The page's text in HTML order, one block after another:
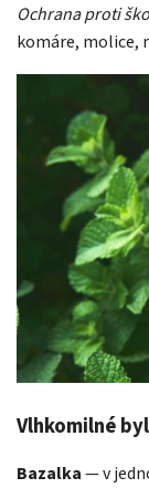
Ochrana proti
komáre, molice,
Vlhkomilné
Bazalka— v